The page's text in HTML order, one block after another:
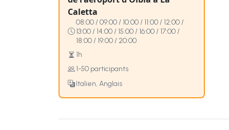
Caletta
08:00 / 09:00 / 10:00 / 11:00 / 12:00 /
13:00 / 14:00 / 15:00 / 16:00 / 17:00 /
18:00 / 19:00 / 20:00
1h
1-50 participants
Italien, Anglais